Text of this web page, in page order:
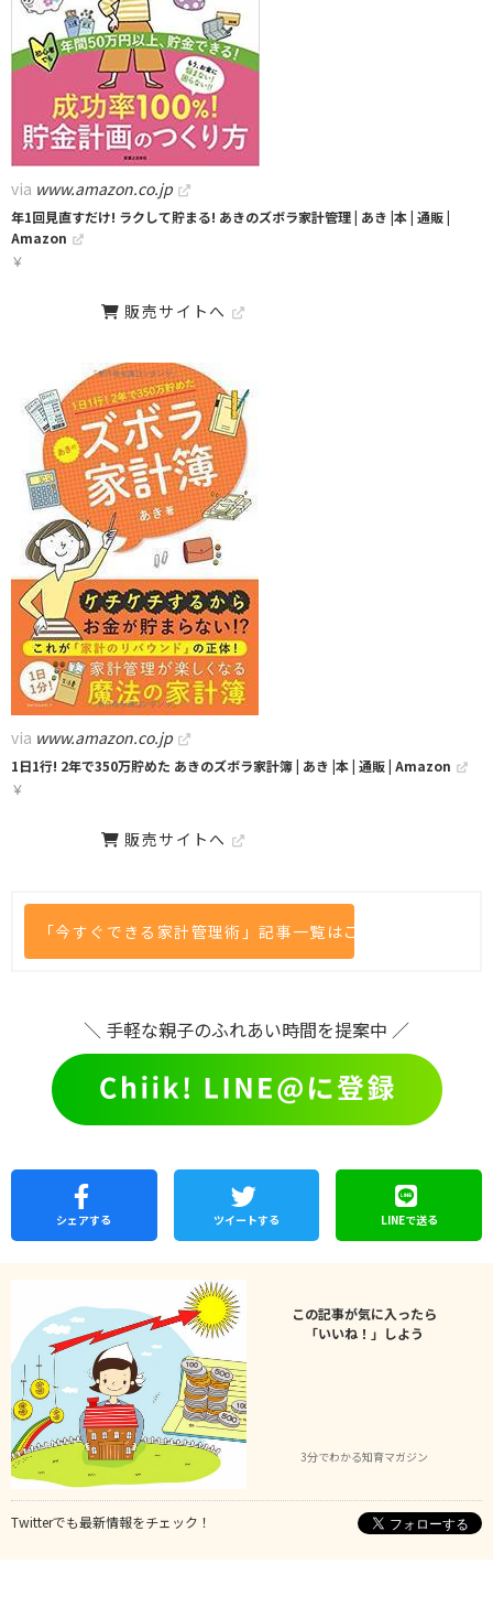
via www.amazon.co.jp
年1回見直すだけ! ラクして貯まる! あきのズボラ家計管理 | あき |本 | 通販 |
Amazon
￥
販売サイトへ
via www.amazon.co.jp
1日1行! 2年で350万貯めた あきのズボラ家計簿 | あき |本 | 通販 | Amazon
￥
販売サイトへ
「今すぐできる家計管理術」記事一覧はこちら
＼ 手軽な親子のふれあい時間を提案中 ／
シェアする ツイートする LINEで送る
この記事が気に入ったら
「いいね！」しよう
3分でわかる知育マガジン
Twitterでも最新情報をチェック！